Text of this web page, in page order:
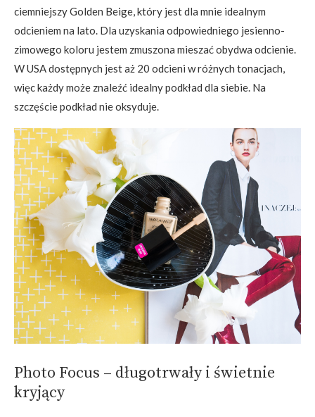
ciemniejszy Golden Beige, który jest dla mnie idealnym
odcieniem na lato. Dla uzyskania odpowiedniego jesienno-
zimowego koloru jestem zmuszona mieszać obydwa odcienie.
W USA dostępnych jest aż 20 odcieni w różnych tonacjach,
więc każdy może znaleźć idealny podkład dla siebie. Na
szczęście podkład nie oksyduje.
Photo Focus – długotrwały i świetnie
kryjący